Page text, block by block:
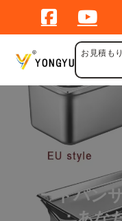
お見積も
フードパン